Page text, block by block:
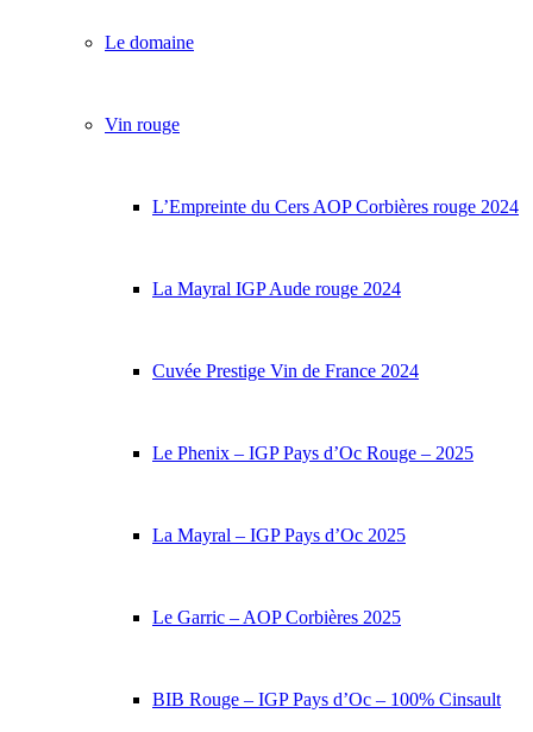
Le domaine
Vin rouge
L’Empreinte du Cers AOP Corbières rouge 2024
La Mayral IGP Aude rouge 2024
Cuvée Prestige Vin de France 2024
Le Phenix – IGP Pays d’Oc Rouge – 2025
La Mayral – IGP Pays d’Oc 2025
Le Garric – AOP Corbières 2025
BIB Rouge – IGP Pays d’Oc – 100% Cinsault